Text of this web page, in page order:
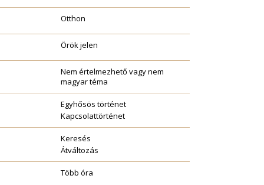
Otthon
Örök jelen
Nem értelmezhető vagy nem
magyar téma
Egyhősös történet
Kapcsolattörténet
Keresés
Átváltozás
Több óra